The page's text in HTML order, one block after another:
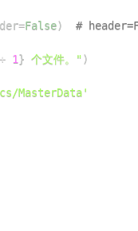
=False)
#
+ 1} 个文件。")
MasterData'